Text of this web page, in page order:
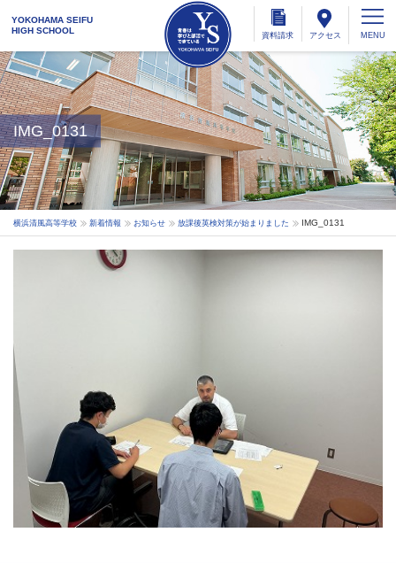
YOKOHAMA SEIFU
HIGH SCHOOL
資料請求 アクセス
IMG_0131
横浜清風高等学校 新着情報 お知らせ 放課後英検対策が始まりました IMG_0131